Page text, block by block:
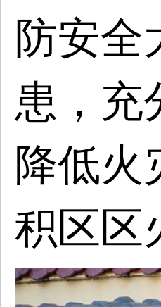
防安
患，充
降低火
积区 区